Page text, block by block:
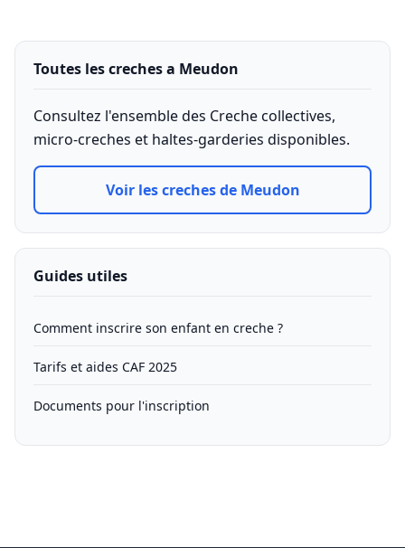
Toutes les creches a Meudon
Consultez l'ensemble des Creche collectives,
micro-creches et haltes-garderies disponibles.
Voir les creches de Meudon
Guides utiles
Comment inscrire son enfant en creche ?
Tarifs et aides CAF 2025
Documents pour l'inscription